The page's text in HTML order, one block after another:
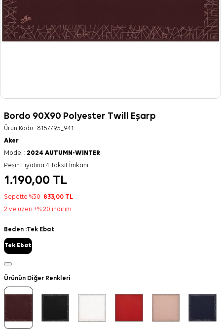
Bordo 90X90 Polyester Twill Eşarp
Ürün Kodu : 8157795_941
Aker
Model : 2024 AUTUMN-WINTER
Peşin Fiyatına 4 Taksit İmkanı
1.190,00 TL
Sepette %30 833,00 TL
2 ve üzeri +% 20 indirim
Beden :Tek Ebat
Tek Ebat
Ürünün Diğer Renkleri